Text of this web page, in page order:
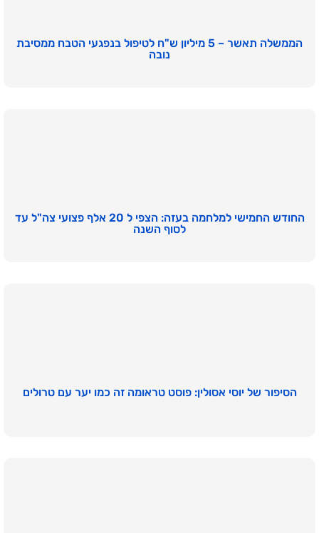
הממשלה תאשר – 5 מיליון ש"ח לטיפול בנפגעי הטבח ממסיבת
נובה
החודש החמישי למלחמה בעזה: הצפי ל 20 אלף פצועי צה"ל עד
לסוף השנה
הסיפור של יוסי אסולין: פוסט טראומה זה כמו יער עם טרולים